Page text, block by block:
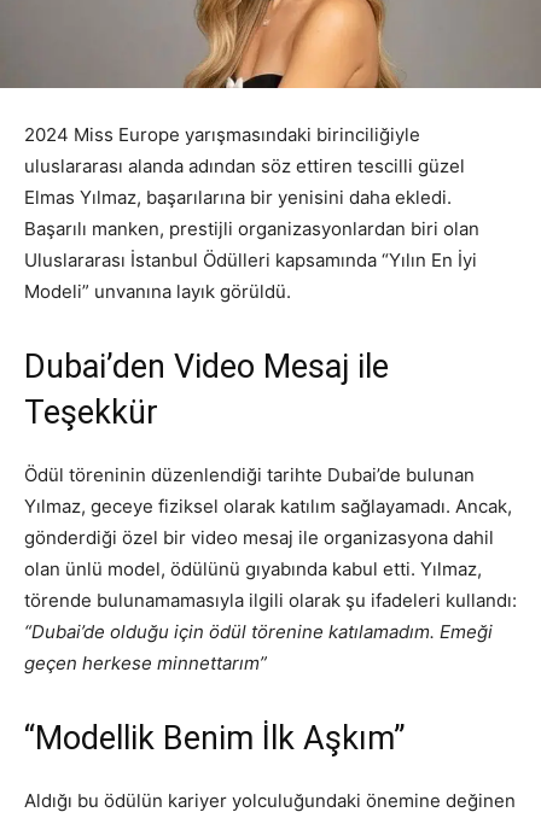
2024 Miss Europe yarışmasındaki birinciliğiyle
uluslararası alanda adından söz ettiren tescilli güzel
Elmas Yılmaz, başarılarına bir yenisini daha ekledi.
Başarılı manken, prestijli organizasyonlardan biri olan
Uluslararası İstanbul Ödülleri kapsamında “Yılın En İyi
Modeli” unvanına layık görüldü.
Dubai’den Video Mesaj ile
Teşekkür
Ödül töreninin düzenlendiği tarihte Dubai’de bulunan
Yılmaz, geceye fiziksel olarak katılım sağlayamadı. Ancak,
gönderdiği özel bir video mesaj ile organizasyona dahil
olan ünlü model, ödülünü gıyabında kabul etti. Yılmaz,
törende bulunamamasıyla ilgili olarak şu ifadeleri kullandı:
“Dubai’de olduğu için ödül törenine katılamadım. Emeği
geçen herkese minnettarım”
“Modellik Benim İlk Aşkım”
Aldığı bu ödülün kariyer yolculuğundaki önemine değinen